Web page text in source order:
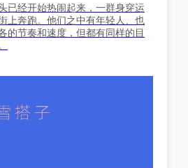
已经开始热闹起来，一群身穿运
上奔跑。他们之中有年轻人、也
的节奏和速度，但都有同样的目